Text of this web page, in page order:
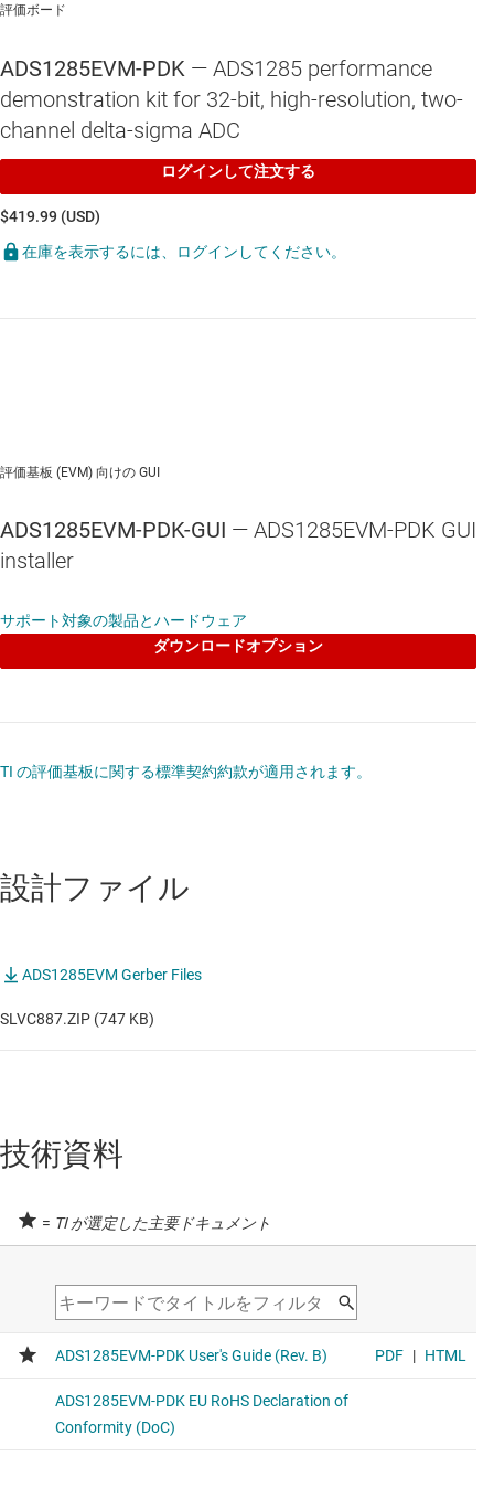
評価ボード
ADS1285EVM-PDK — ADS1285 performance
demonstration kit for 32-bit, high-resolution, two-
channel delta-sigma ADC
ログインして注文する
$419.99 (USD)
在庫を表示するには、ログインしてください。
評価基板 (EVM) 向けの GUI
ADS1285EVM-PDK-GUI — ADS1285EVM-PDK GUI
installer
サポート対象の製品とハードウェア
ダウンロードオプション
TI の評価基板に関する標準契約約款が適用されます。
設計ファイル
ADS1285EVM Gerber Files
SLVC887.ZIP (747 KB)
技術資料
= TI が選定した主要ドキュメント